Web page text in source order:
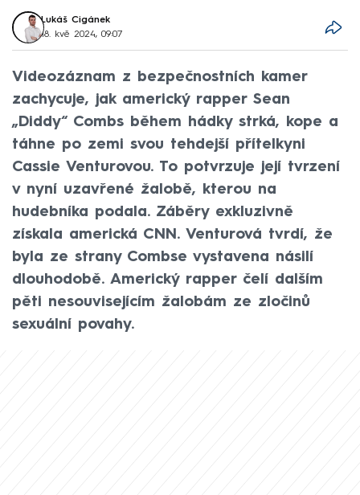
Lukáš Cigánek
18. kvě 2024, 09:07
Videozáznam z bezpečnostních kamer
zachycuje, jak americký rapper Sean
„Diddy“ Combs během hádky strká, kope a
táhne po zemi svou tehdejší přítelkyni
Cassie Venturovou. To potvrzuje její tvrzení
v nyní uzavřené žalobě, kterou na
hudebníka podala. Záběry exkluzivně
získala americká CNN. Venturová tvrdí, že
byla ze strany Combse vystavena násilí
dlouhodobě. Americký rapper čelí dalším
pěti nesouvisejícím žalobám ze zločinů
sexuální povahy.